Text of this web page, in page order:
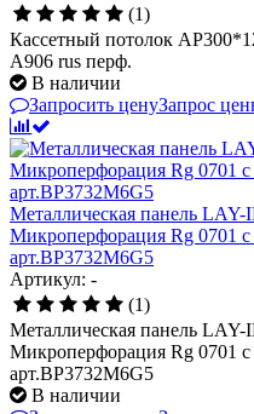
(1)
Кассетный потолок
А906 rus перф.
В наличии
Запросить ценуЗапрос
Металлическая панель LAY-
Микроперфорация Rg 0701
арт.BP3732M6G5
Артикул: -
(1)
Металлическая панель LAY-
Микроперфорация Rg 0701
арт.BP3732M6G5
В наличии